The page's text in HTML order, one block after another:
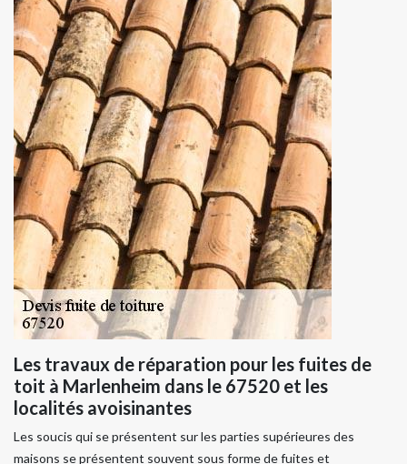
Les travaux de réparation pour les fuites de
toit à Marlenheim dans le 67520 et les
localités avoisinantes
Les soucis qui se présentent sur les parties supérieures des
maisons se présentent souvent sous forme de fuites et